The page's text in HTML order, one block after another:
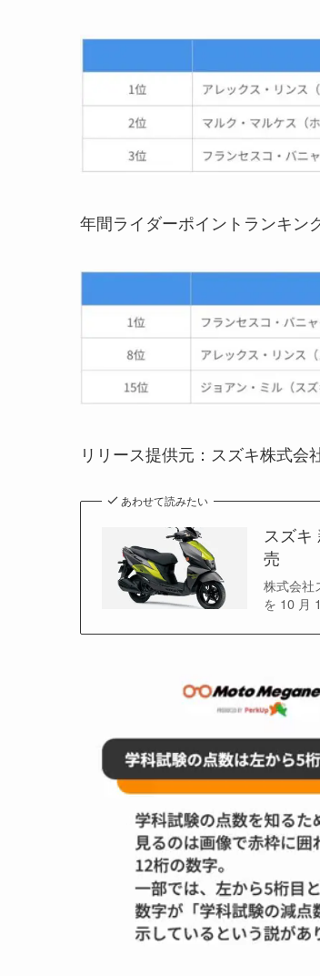
年間ライダーポイントランキン
リリース提供元：スズキ株式会
あわせて読みたい
スズキ
売
株式会社
を 10 月